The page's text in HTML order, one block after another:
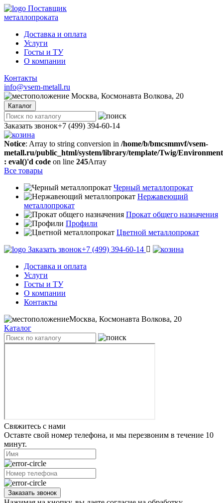
Поставщик
металлопроката
Доставка и оплата
Услуги
Госты и ТУ
О компании
Контакты
info@vsem-metall.ru
Москва, Космонавта Волкова, 20
Каталог
Заказать звонок+7 (499) 394-60-14
Notice: Array to string conversion in /home/b/bmcsmmvf/vsem-
metall.ru/public_html/system/library/template/Twig/
: eval()'d code on line 245Array
Все товары
Черный металлопрокат
Нержавеющий
металлопрокат
Прокат общего назначения
Профили
Цветной металлопрокат
Заказать звонок+7 (499) 394-60-14
Доставка и оплата
Услуги
Госты и ТУ
О компании
Контакты
Москва, Космонавта Волкова, 20
Каталог
Свяжитесь с нами
Оставте свой номер телефона, и мы перезвоним в течение 10
минут.
Заказать звонок